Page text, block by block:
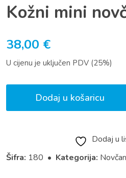
Kožni mini
38,00 €
U cijenu je uključen PDV (25%)
Dodaj u košaricu
Dodaj u
Šifra: 180 • Kategorija: